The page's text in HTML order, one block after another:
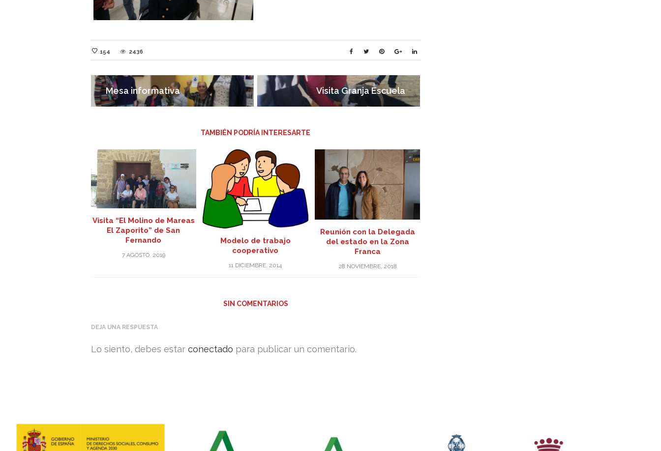
154 2436
Mesa informativa Visita Granja Escuela
TAMBIÉN PODRÍA INTERESARTE
Visita “El Molino de Mareas
El Zaporito” de San
Fernando
7 AGOSTO, 2019
Modelo de trabajo
cooperativo
11 DICIEMBRE, 2014
Reunión con la Delegada
del estado en la Zona
Franca
28 NOVIEMBRE, 2018
SIN COMENTARIOS
DEJA UNA RESPUESTA
Lo siento, debes estar conectado para publicar un comentario.